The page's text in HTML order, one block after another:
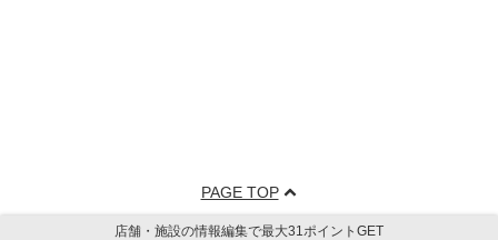
PAGE TOP
店舗・施設の情報編集で最大31ポイントGET